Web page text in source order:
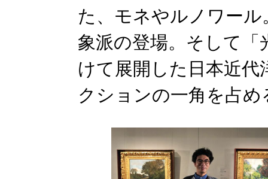
た、モネやルノワー
象派の登場。そして
けて展開した日本近代
クションの一角を占